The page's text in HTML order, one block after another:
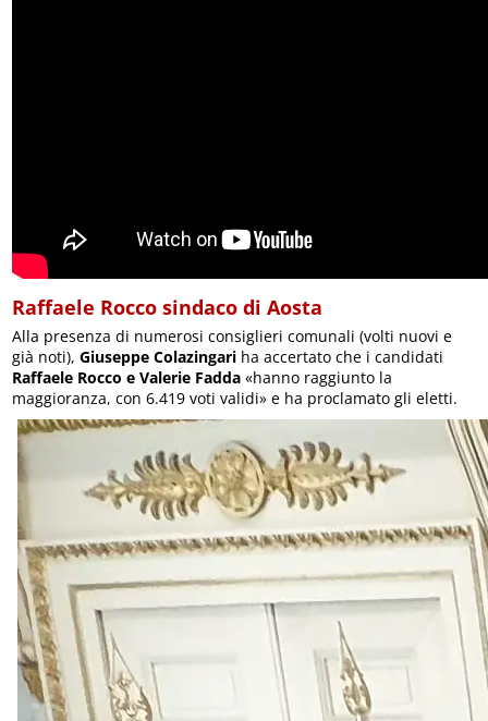
Raffaele Rocco sindaco di Aosta
Alla presenza di numerosi consiglieri comunali (volti nuovi e
già noti),Giuseppe Colazingari ha accertato che i candidati
Raffaele Rocco e Valerie Fadda «hanno raggiunto la
maggioranza, con 6.419 voti validi» e ha proclamato gli eletti.